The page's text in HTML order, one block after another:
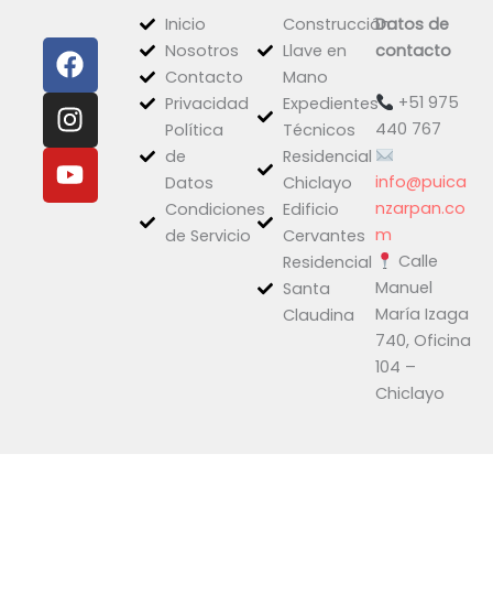
F
a
c
e
b
o
o
I
n
s
t
a
g
r
Y
o
u
t
u
b
e
Inicio
Nosotros
Contacto
Privacidad
Política
de
Datos
Condiciones
de Servicio
Construcción
Llave en
Mano
Expedientes
Técnicos
Residencial
Chiclayo
Edificio
Cervantes
Residencial
Santa
Claudina
Datos de
contacto
+51 975
440 767
info@puica
nzarpan.co
m
Calle
Manuel
María Izaga
740, Oficina
104 –
Chiclayo